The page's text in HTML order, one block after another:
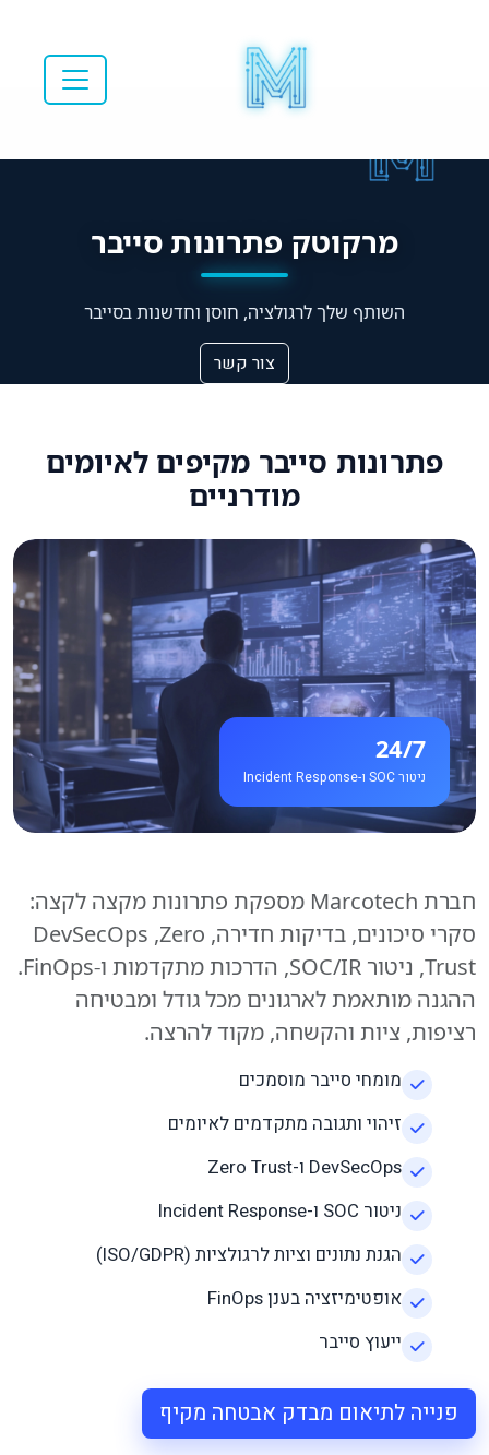
מרקוטק פתרונות סייבר
השותף שלך לרגולציה, חוסן וחדשנות בסייבר
צור קשר
פתרונות סייבר מקיפים לאיומים
מודרניים
24/7
ניטור SOC ו-Incident Response
חברת Marcotech מספקת פתרונות מקצה לקצה:
סקרי סיכונים, בדיקות חדירה, DevSecOps ,Zero
Trust, ניטור SOC/IR, הדרכות מתקדמות ו-FinOps.
ההגנה מותאמת לארגונים מכל גודל ומבטיחה
רציפות, ציות והקשחה, מקוד להרצה.
מומחי סייבר מוסמכים
זיהוי ותגובה מתקדמים לאיומים
DevSecOps ו-Zero Trust
ניטור SOC ו-Incident Response
הגנת נתונים וציות לרגולציות (ISO/GDPR)
אופטימיזציה בענן FinOps
ייעוץ סייבר
פנייה לתיאום מבדק אבטחה מקיף